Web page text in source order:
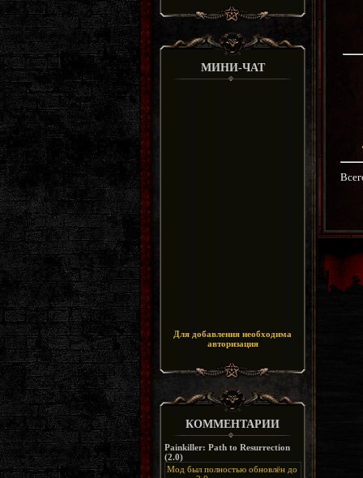
МИНИ-ЧАТ
Для добавления необходима
авторизация
КОММЕНТАРИИ
Painkiller: Path to Resurrection
(2.0)
Мод был полностью обновлён до